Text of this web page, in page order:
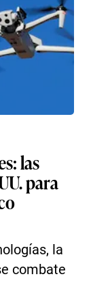
las
para
la
combate